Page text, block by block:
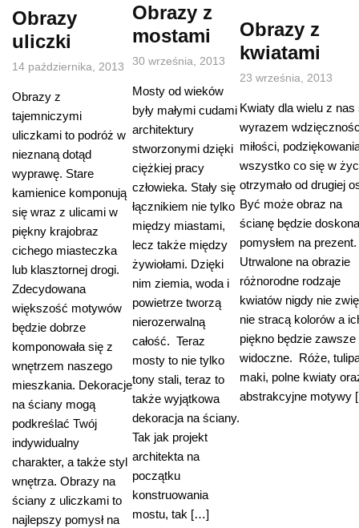
Obrazy
uliczki
14 października, 2013
Obrazy z
tajemniczymi
uliczkami to podróż w
nieznaną dotąd
wyprawę. Stare
kamienice komponują
się wraz z ulicami w
piękny krajobraz
cichego miasteczka
lub klasztornej drogi.
Zdecydowana
większość motywów
będzie dobrze
komponowała się z
wnętrzem naszego
mieszkania. Dekoracje
na ściany mogą
podkreślać Twój
indywidualny
charakter, a także styl
wnętrza. Obrazy na
ściany z uliczkami to
najlepszy pomysł na
Obrazy z
mostami
30 września, 2013
Mosty od wieków
były małymi cudami
architektury
stworzonymi dzięki
ciężkiej pracy
człowieka. Stały się
łącznikiem nie tylko
między miastami,
lecz także między
żywiołami. Dzięki
nim ziemia, woda i
powietrze tworzą
nierozerwalną
całość. Teraz
mosty to nie tylko
tony stali, teraz to
także wyjątkowa
dekoracja na ściany.
Tak jak projekt
architekta na
początku
konstruowania
mostu, tak […]
Obrazy z
kwiatami
23 września, 2013
Kwiaty dla wielu z nas
wyrazem
miłości,
wszystko co się w
otrzymało od drugiej
Być może obraz na
ścianę będzie
pomysłem na prezent.
Utrwalone na obrazie
różnorodne rodzaje
kwiatów nigdy nie
nie stracą kolorów a
piękno będzie zawsze
widoczne. Róże,
maki, polne kwiaty
abstrakcyjne motywy